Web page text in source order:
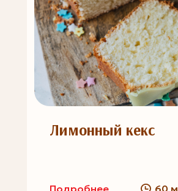
Лимонный кекс
Подробнее 60 м